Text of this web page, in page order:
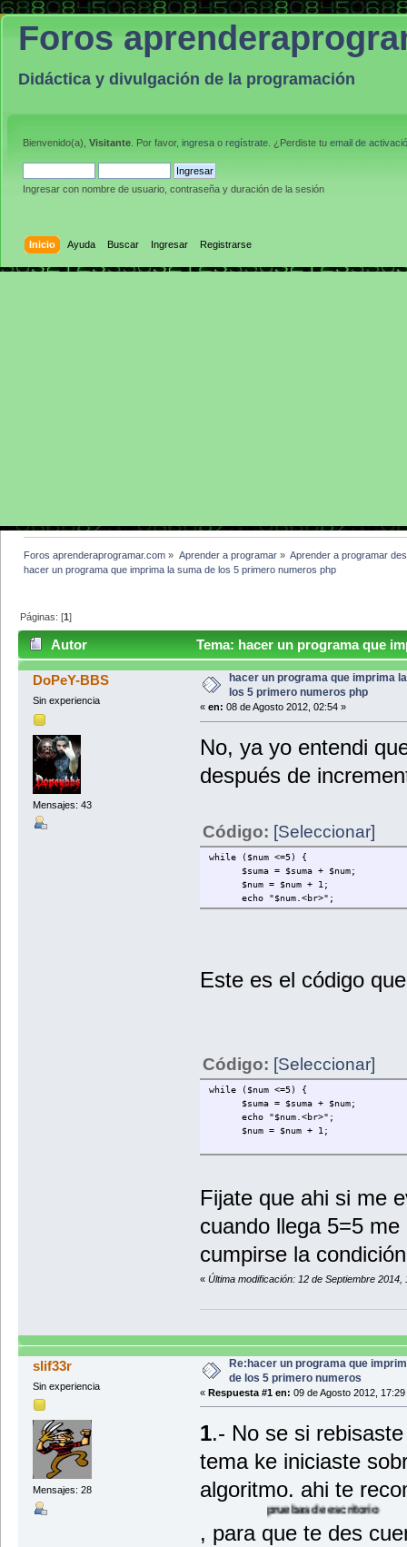
Foros
Didáctica y divulgación de la programación
Bienvenido(a), Visitante . Por favor, ingresa o regístrate . ¿Perdiste tu email de
Ingresar con nombre de usuario, contraseña y duración de la sesión
Inicio Ayuda Buscar Ingresar Registrarse
Foros aprenderaprogramar.com » Aprender a programar» Aprender a programar
hacer un programa que imprima la suma de los 5 primero numeros php
Páginas: [1]
Autor
Tema: hacer un programa que
(Leído 57815 veces)
DoPeY-BBS
Sin experiencia
Mensajes: 43
hacer un programa que imprima
los 5 primero numeros php
« en: 08 de Agosto 2012, 02:54 »
No, ya yo entendi
después de
Código: [Seleccionar]
while ($num <=5) {
$suma = $suma + $num;
$num = $num + 1;
echo "$num.<br>";
Este es el código
Código: [Seleccionar]
while ($num <=5) {
$suma = $suma + $num;
echo "$num.<br>";
$num = $num + 1;
Fijate que ahi si me
cuando llega 5=5
cumpirse la condición
« Última modificación: 12 de Septiembre
slif33r
Sin experiencia
Mensajes: 28
Re:hacer un programa que
de los 5 primero numeros
« Respuesta #1 en: 09 de Agosto 2012, 17:29
1.- No se si
tema ke iniciaste
algoritmo. ahi te
pruebas de escritorio
, para que te des